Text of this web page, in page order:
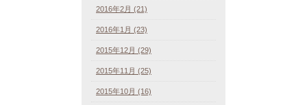
2016年2月 (21)
2016年1月 (23)
2015年12月 (29)
2015年11月 (25)
2015年10月 (16)